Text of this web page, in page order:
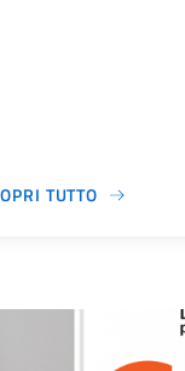
TUTTO